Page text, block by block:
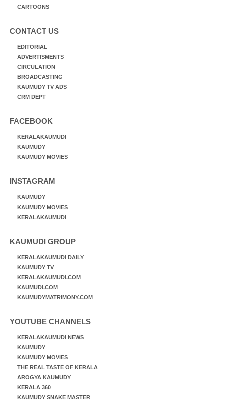
CARTOONS
CONTACT US
EDITORIAL
ADVERTISMENTS
CIRCULATION
BROADCASTING
KAUMUDY TV ADS
CRM DEPT
FACEBOOK
KERALAKAUMUDI
KAUMUDY
KAUMUDY MOVIES
INSTAGRAM
KAUMUDY
KAUMUDY MOVIES
KERALAKAUMUDI
KAUMUDI GROUP
KERALAKAUMUDI DAILY
KAUMUDY TV
KERALAKAUMUDI.COM
KAUMUDI.COM
KAUMUDYMATRIMONY.COM
YOUTUBE CHANNELS
KERALAKAUMUDI NEWS
KAUMUDY
KAUMUDY MOVIES
THE REAL TASTE OF KERALA
AROGYA KAUMUDY
KERALA 360
KAUMUDY SNAKE MASTER